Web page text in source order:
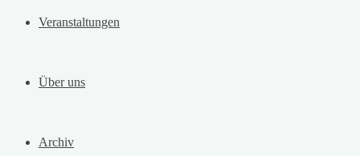
Veranstaltungen
Über uns
Archiv